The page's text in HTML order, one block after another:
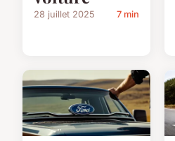
28 juillet 2025 7 min